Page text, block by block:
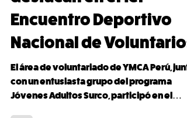
destacan en el 1er
Encuentro Deportivo
Nacional de Voluntarios
El área de voluntariado de YMCA Perú,
con un entusiasta grupo del programa